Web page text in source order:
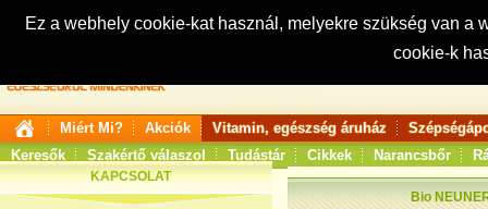
Ez a webhely cookie-kat használ, melyekre szükség van
cookie-k
Keresés:
Miért Mi? Akciók Vitamin, egészség áruház
Keresők
Szakértő válaszol Tudástár Cikkek Narancsbőr
KAPCSOLAT
Bio